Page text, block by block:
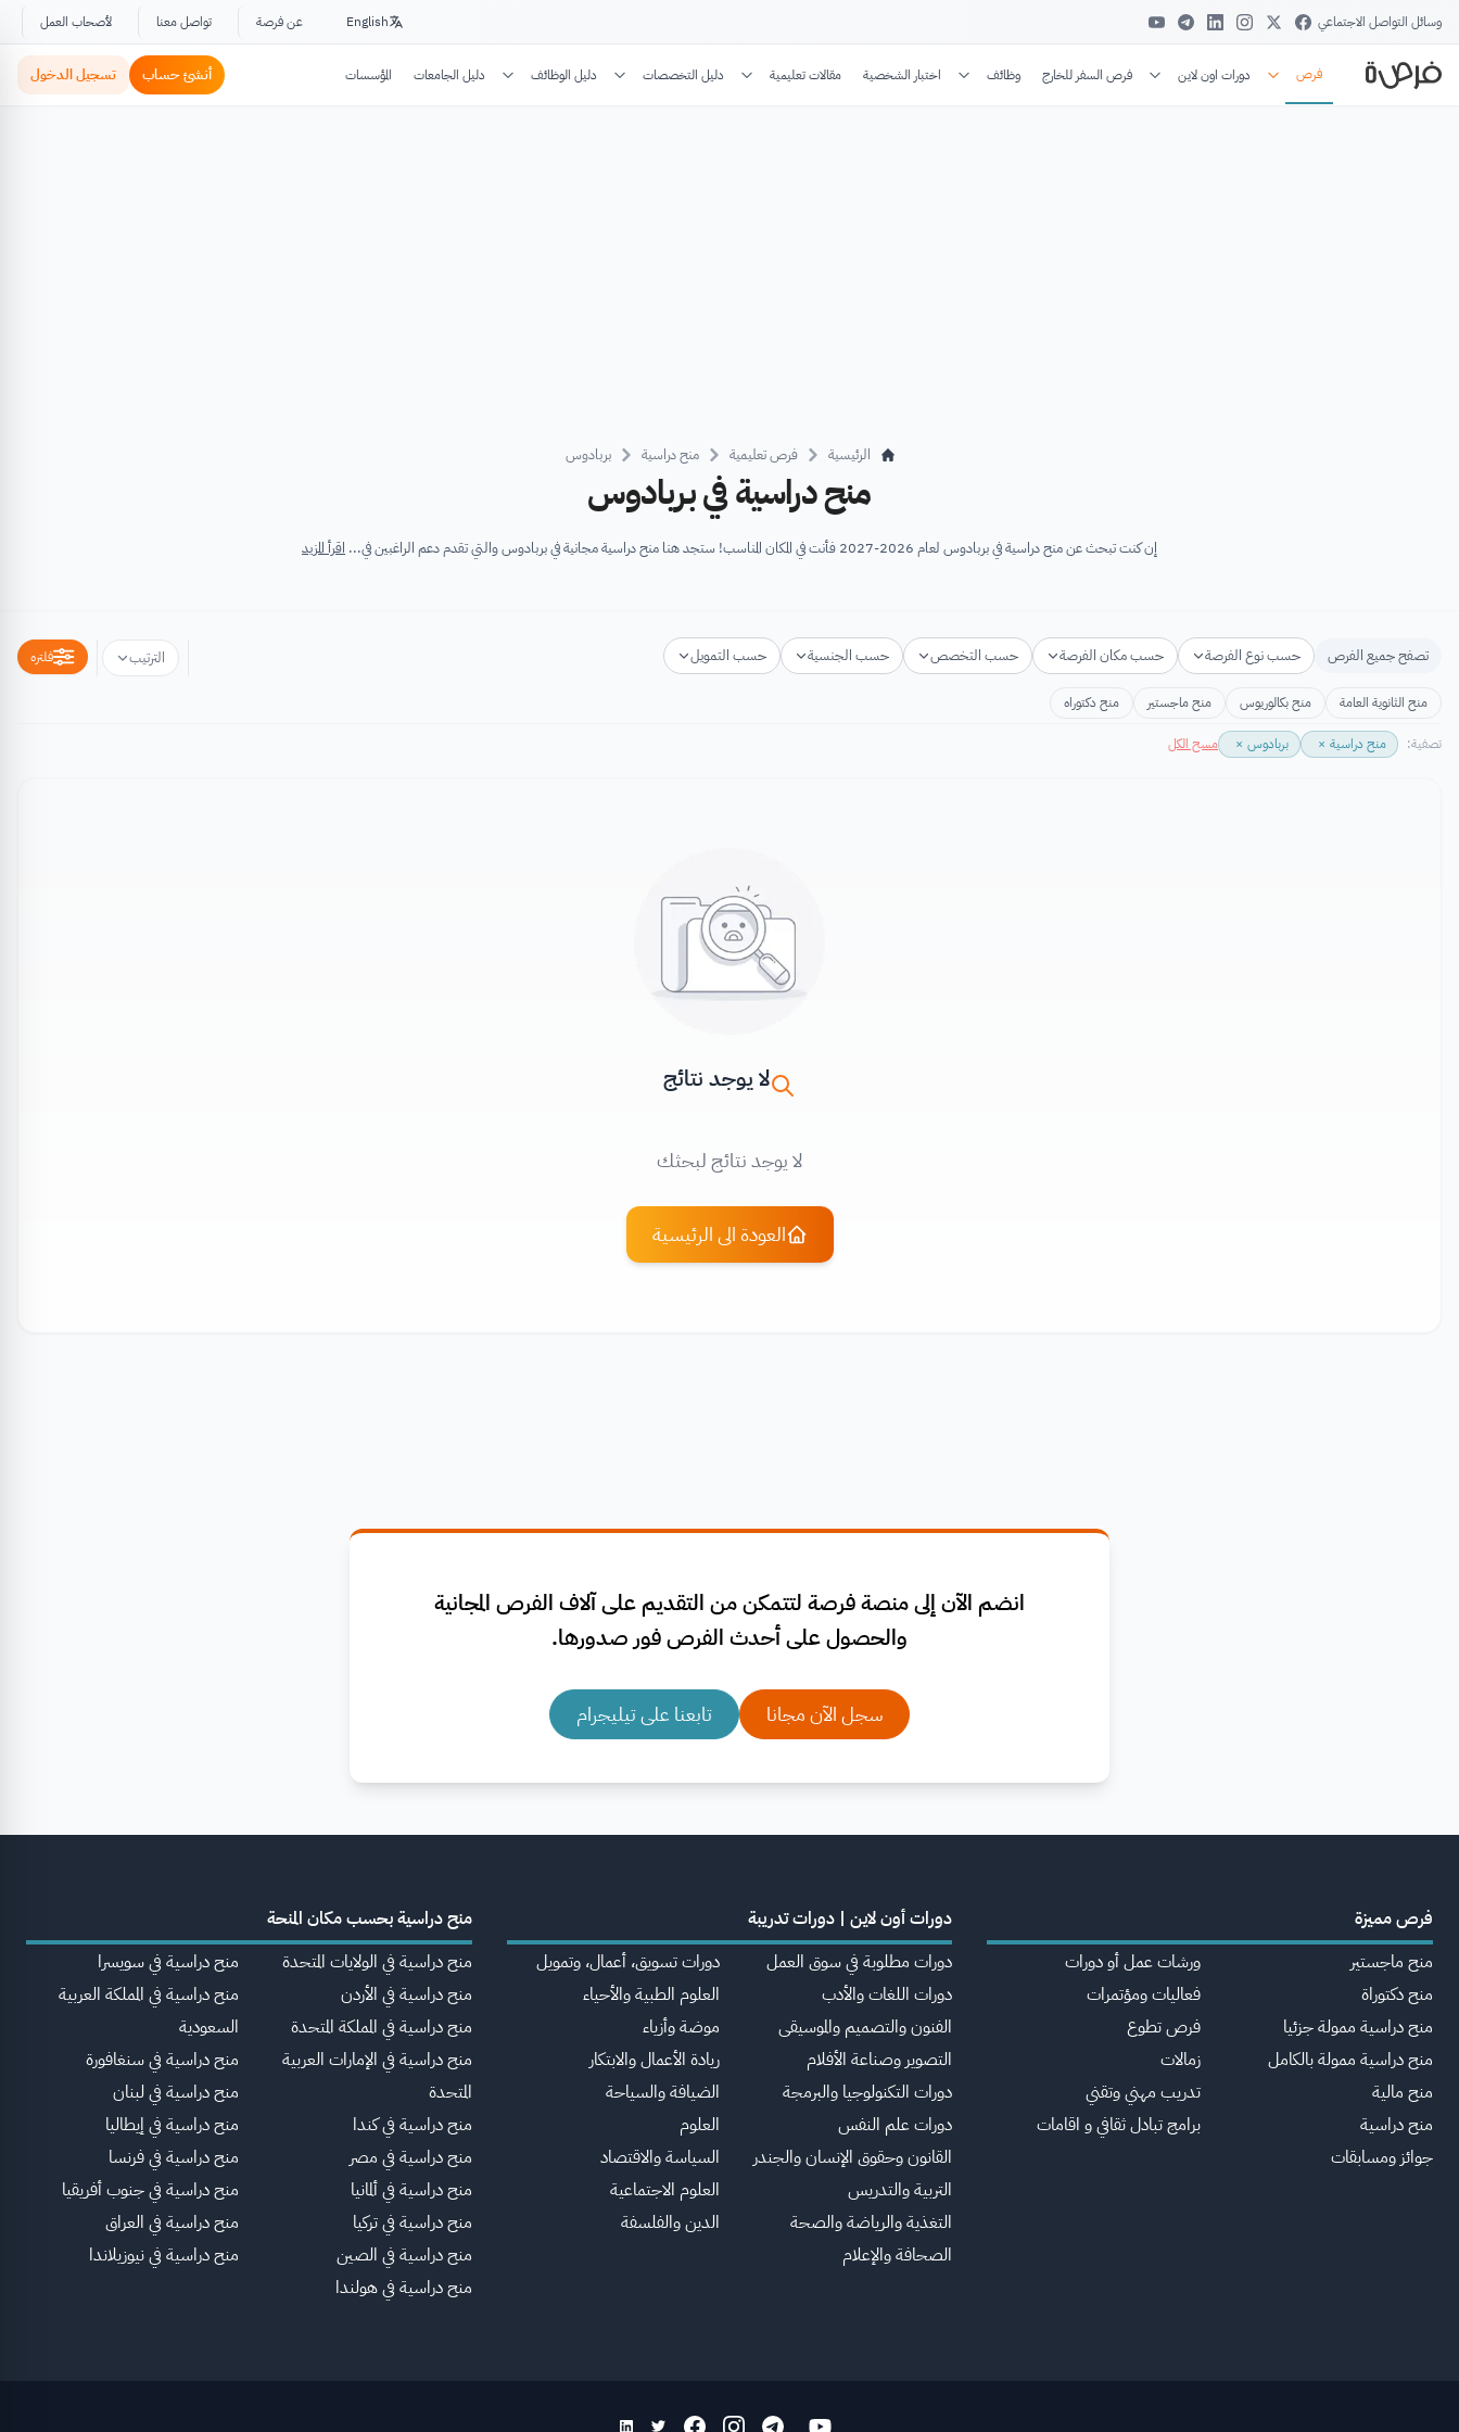
وسائل التواصل الاجتماعي English عن فرصة تواصل معنا لأصحاب العمل
فرص دورات اون لاين فرص السفر للخارج وظائف اختبار الشخصية مقالات تعليمية دليل التخصصات دليل الوظائف دليل الجامعات المؤسسات أنشئ حساب تسجيل الدخول
الرئيسية فرص تعليمية منح دراسية بربادوس
منح دراسية في بربادوس
إن كنت تبحث عن منح دراسية في بربادوس لعام 2026-2027 فأنت في المكان المناسب! ستجد هنا منح دراسية مجانية في بربادوس والتي تقدم دعم الراغبين في... اقرأ المزيد
تصفح جميع الفرص حسب نوع الفرصة حسب مكان الفرصة حسب التخصص حسب الجنسية حسب التمويل الترتيب فلتره
منح الثانوية العامة منح بكالوريوس منح ماجستير منح دكتوراه
تصفية: منح دراسية × بربادوس × مسح الكل
لا يوجد نتائج
لا يوجد نتائج لبحثك
العودة الى الرئيسية
انضم الآن إلى منصة فرصة لتتمكن من التقديم على آلاف الفرص المجانية
والحصول على أحدث الفرص فور صدورها.
سجل الآن مجانا تابعنا على تيليجرام
فرص مميزة
منح ماجستير
منح دكتوراة
منح دراسية ممولة جزئيا
منح دراسية ممولة بالكامل
منح مالية
منح دراسية
جوائز ومسابقات
ورشات عمل أو دورات
فعاليات ومؤتمرات
فرص تطوع
زمالات
تدريب مهني وتقني
برامج تبادل ثقافي و اقامات
دورات أون لاين | دورات تدريبة
دورات مطلوبة في سوق العمل
دورات اللغات والأدب
الفنون والتصميم والموسيقى
التصوير وصناعة الأفلام
دورات التكنولوجيا والبرمجة
دورات علم النفس
القانون وحقوق الإنسان والجندر
التربية والتدريس
التغذية والرياضة والصحة
الصحافة والإعلام
دورات تسويق، أعمال، وتمويل
العلوم الطبية والأحياء
موضة وأزياء
ريادة الأعمال والابتكار
الضيافة والسياحة
العلوم
السياسة والاقتصاد
العلوم الاجتماعية
الدين والفلسفة
منح دراسية بحسب مكان المنحة
منح دراسية في الولايات المتحدة
منح دراسية في الأردن
منح دراسية في المملكة المتحدة
منح دراسية في الإمارات العربية
المتحدة
منح دراسية في كندا
منح دراسية في مصر
منح دراسية في ألمانيا
منح دراسية في تركيا
منح دراسية في الصين
منح دراسية في هولندا
منح دراسية في سويسرا
منح دراسية في المملكة العربية
السعودية
منح دراسية في سنغافورة
منح دراسية في لبنان
منح دراسية في إيطاليا
منح دراسية في فرنسا
منح دراسية في جنوب أفريقيا
منح دراسية في العراق
منح دراسية في نيوزيلاندا